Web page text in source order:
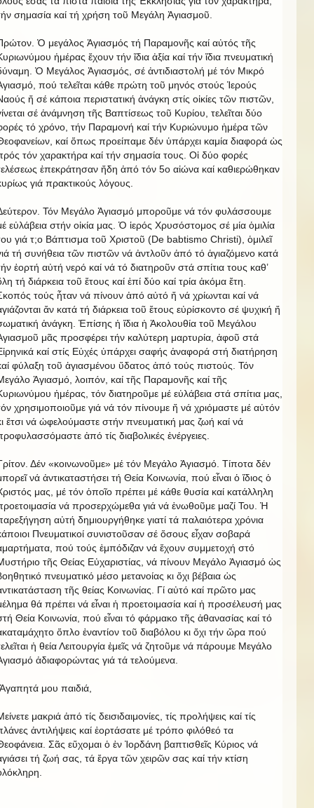
σημασία καί τή χρήση τοῦ Μεγάλη Ἁγιασμοῦ.
Ὁ μεγάλος Ἁγιασμός τή Παραμονῆς καί αὐτός τῆς
ἡμέρας ἔχουν τήν ἴδια ἀξία καί τήν ἴδια πνευματική
Ὁ Μεγάλος Ἁγιασμός, σέ ἀντιδιαστολή μέ τόν Μικρό
πού τελεῖται κάθε πρώτη τοῦ μηνός στούς Ἱερούς
ἤ σέ κάποια περιστατική ἀνάγκη στίς οἰκίες τῶν πιστῶν,
σέ ἀνάμνηση τῆς Βαπτίσεως τοῦ Κυρίου, τελεῖται δύο
τό χρόνο, τήν Παραμονή καί τήν Κυριώνυμο ἡμέρα τῶν
καί ὅπως προείπαμε δέν ὑπάρχει καμία διαφορά ὡς
τόν χαρακτήρα καί τήν σημασία τους. Οἱ δύο φορές
ἐπεκράτησαν ἤδη ἀπό τόν 5ο αἰώνα καί καθιερώθηκαν
γιά πρακτικούς λόγους.
Τόν Μεγάλο Ἁγιασμό μποροῦμε νά τόν φυλάσσουμε
εὐλάβεια στήν οἰκία μας. Ὁ ἱερός Χρυσόστομος σέ μία ὁμιλία
γιά τ;o Βάπτισμα τοῦ Χριστοῦ (De babtismo Christi), ὁμιλεῖ
τή συνήθεια τῶν πιστῶν νά ἀντλοῦν ἀπό τό ἁγιαζόμενο κατά
ἑορτή αὐτή νερό καί νά τό διατηροῦν στά σπίτια τους καθ’
τή διάρκεια τοῦ ἔτους καί ἐπί δύο καί τρία ἀκόμα ἔτη.
τούς ἦταν νά πίνουν ἀπό αὐτό ἤ νά χρίωνται καί νά
ἄν κατά τή διάρκεια τοῦ ἔτους εὐρίσκοντο σέ ψυχική ἤ
ἀνάγκη. Ἐπίσης ἡ ἴδια ἡ Ἀκολουθία τοῦ Μεγάλου
μᾶς προσφέρει τήν καλύτερη μαρτυρία, ἀφοῦ στά
καί στίς Εὐχές ὑπάρχει σαφής ἀναφορά στή διατήρηση
φύλαξη τοῦ ἁγιασμένου ὕδατος ἀπό τούς πιστούς. Τόν
Ἁγιασμό, λοιπόν, καί τῆς Παραμονῆς καί τῆς
ἡμέρας, τόν διατηροῦμε μέ εὐλάβεια στά σπίτια μας,
χρησιμοποιοῦμε γιά νά τόν πίνουμε ἤ νά χριόμαστε μέ αὐτόν
ἔτσι νά ὠφελούμαστε στήν πνευματική μας ζωή καί νά
ἀπό τίς διαβολικές ἐνέργειες.
Δέν «κοινωνοῦμε» μέ τόν Μεγάλο Ἁγιασμό. Τίποτα δέν
νά ἀντικαταστήσει τή Θεία Κοινωνία, πού εἶναι ὁ ἴδιος ὁ
μας, μέ τόν ὁποῖο πρέπει μέ κάθε θυσία καί κατάλληλη
νά προσερχώμεθα γιά νά ἑνωθοῦμε μαζί Του. Ἡ
αὐτή δημιουργήθηκε γιατί τά παλαιότερα χρόνια
Πνευματικοί συνιστοῦσαν σέ ὅσους εἶχαν σοβαρά
πού τούς ἐμπόδιζαν νά ἔχουν συμμετοχή στό
τῆς Θείας Εὐχαριστίας, νά πίνουν Μεγάλο Ἁγιασμό ὡς
πνευματικό μέσο μετανοίας κι ὄχι βέβαια ὡς
τῆς θείας Κοινωνίας. Γί αὐτό καί πρῶτο μας
θά πρέπει νά εἶναι ἡ προετοιμασία καί ἡ προσέλευσή μας
Θεία Κοινωνία, πού εἶναι τό φάρμακο τῆς ἀθανασίας καί τό
ὅπλο ἐναντίον τοῦ διαβόλου κι ὄχι τήν ὥρα πού
ἡ θεία Λειτουργία ἐμεῖς νά ζητοῦμε νά πάρουμε Μεγάλο
ἀδιαφορώντας γιά τά τελούμενα.
μου παιδιά,
μακριά ἀπό τίς δεισιδαιμονίες, τίς προλήψεις καί τίς
ἀντιλήψεις καί ἑορτάσατε μέ τρόπο φιλόθεό τα
Σᾶς εὔχομαι ὁ ἐν Ἰορδάνη βαπτισθεῖς Κύριος νά
τή ζωή σας, τά ἔργα τῶν χειρῶν σας καί τήν κτίση